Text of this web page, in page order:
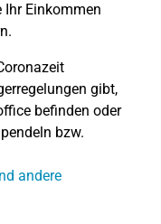
Ihr Einkommen
gibt,
befinden oder
bzw.
andere